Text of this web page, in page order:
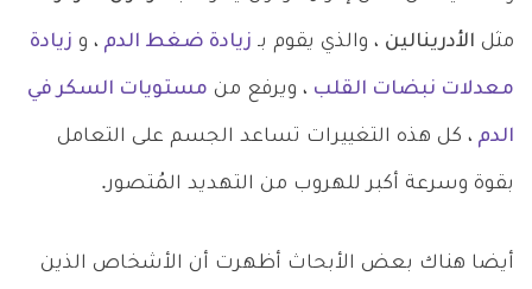
مثل الأدرينالين ، والذي يقوم بـ زيادة ضغط الدم ، و زيادة
معدلات نبضات القلب ، ويرفع من مستويات السكر في
الدم ، كل هذه التغييرات تساعد الجسم على التعامل
بقوة وسرعة أكبر للهروب من التهديد المُتصور.
أيضا هناك بعض الأبحاث أظهرت أن الأشخاص الذين